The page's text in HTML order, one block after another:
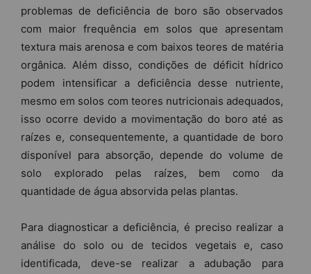
problemas de deficiência de boro são observados
com maior frequência em solos que apresentam
textura mais arenosa e com baixos teores de matéria
orgânica. Além disso, condições de déficit hídrico
podem intensificar a deficiência desse nutriente,
mesmo em solos com teores nutricionais adequados,
isso ocorre devido a movimentação do boro até as
raízes e, consequentemente, a quantidade de boro
disponível para absorção, depende do volume de
solo explorado pelas raízes, bem como da
quantidade de água absorvida pelas plantas.
Para diagnosticar a deficiência, é preciso realizar a
análise do solo ou de tecidos vegetais e, caso
identificada, deve-se realizar a adubação para